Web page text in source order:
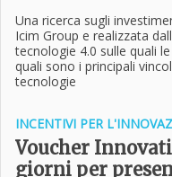
Una ricerca sugli
Icim Group e realizzata
tecnologie 4.0 sulle quali
quali sono i principali
tecnologie
INCENTIVI PER
Voucher
giorni per